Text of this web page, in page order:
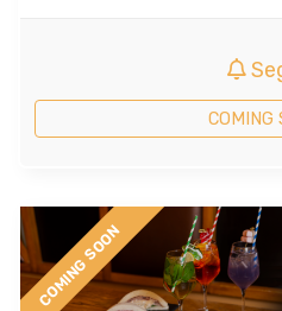
COMING
COMING SOON